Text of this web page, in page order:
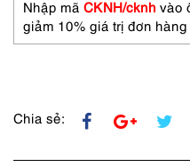
eyeglasses
frame
số
Nhập mã CKNH/cknh vào
giảm 10% giá trị đơn hàng
Chia sẻ: